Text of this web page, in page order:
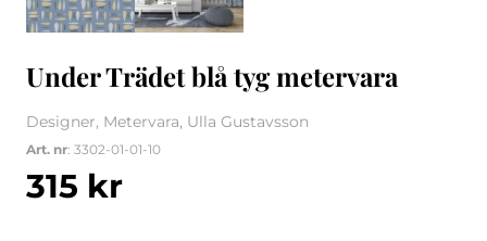
Under Trädet blå tyg metervara
Designer, Metervara, Ulla Gustavsson
Art. nr: 3302-01-01-10
315 kr